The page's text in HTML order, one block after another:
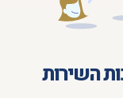
השירות